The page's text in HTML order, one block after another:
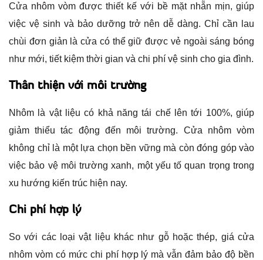
Cửa nhôm vòm được thiết kế với bề mặt nhẵn mịn, giúp
việc vệ sinh và bảo dưỡng trở nên dễ dàng. Chỉ cần lau
chùi đơn giản là cửa có thể giữ được vẻ ngoài sáng bóng
như mới, tiết kiệm thời gian và chi phí vệ sinh cho gia đình.
Thân thiện với môi trường
Nhôm là vật liệu có khả năng tái chế lên tới 100%, giúp
giảm thiểu tác động đến môi trường. Cửa nhôm vòm
không chỉ là một lựa chọn bền vững mà còn đóng góp vào
việc bảo vệ môi trường xanh, một yếu tố quan trọng trong
xu hướng kiến trúc hiện nay.
Chi phí hợp lý
So với các loại vật liệu khác như gỗ hoặc thép, giá cửa
nhôm vòm có mức chi phí hợp lý mà vẫn đảm bảo độ bền